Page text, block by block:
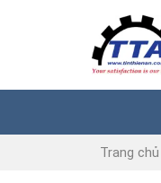
Trang chủ